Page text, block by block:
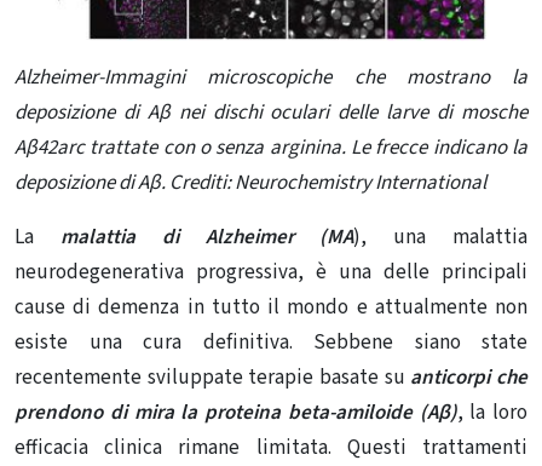
Alzheimer-Immagini microscopiche che mostrano la
deposizione di Aβ nei dischi oculari delle larve di mosche
Aβ42arc trattate con o senza arginina. Le frecce indicano la
deposizione di Aβ. Crediti:Neurochemistry International
La malattia di Alzheimer (MA), una malattia
neurodegenerativa progressiva, è una delle principali
cause di demenza in tutto il mondo e attualmente non
esiste una cura definitiva. Sebbene siano state
recentemente sviluppate terapie basate su anticorpi che
prendono di mira la proteina beta-amiloide (Aβ), la loro
efficacia clinica rimane limitata. Questi trattamenti